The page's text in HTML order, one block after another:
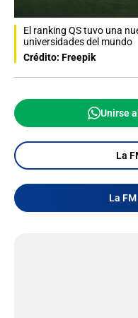
El ranking QS tuvo una
universidades del mundo
Crédito: Freepik
Unirse
La
La